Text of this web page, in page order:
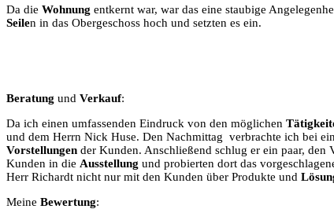
Da die Wohnung entkernt war, war das eine staubige
Seilen in das Obergeschoss hoch und setzten es ein.
Beratung und Verkauf:
Da ich einen umfassenden Eindruck von den möglichen
und dem Herrn Nick Huse. Den Nachmittag verbrachte ich bei
Vorstellungen der Kunden. Anschließend schlug er ein paar, den
Kunden in die Ausstellung und probierten dort das
Herr Richardt nicht nur mit den Kunden über Produkte und
Meine Bewertung: